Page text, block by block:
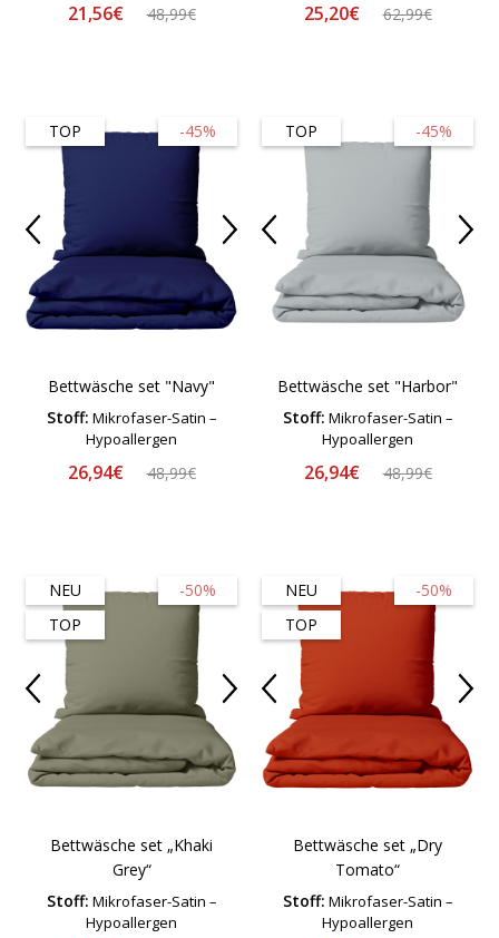
21,56€ 48,99€ 25,20€ 62,99€
-45%
TOP
Bettwäsche set "Navy"
Stoff: Mikrofaser-Satin –
Hypoallergen
26,94€ 48,99€
-45%
TOP
Bettwäsche set "Harbor"
Stoff: Mikrofaser-Satin –
Hypoallergen
26,94€ 48,99€
-50%
NEU
TOP
Bettwäsche set „Khaki
Grey“
Stoff: Mikrofaser-Satin –
Hypoallergen
-50%
NEU
TOP
Bettwäsche set „Dry
Tomato“
Stoff: Mikrofaser-Satin –
Hypoallergen